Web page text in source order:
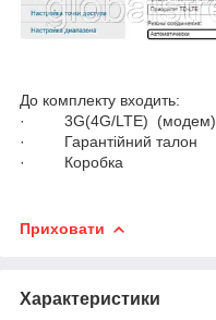
До комплекту входить:
· 3G(4G/LTE) (модем)
· Гарантійний талон
· Коробка
Приховати
Характеристики